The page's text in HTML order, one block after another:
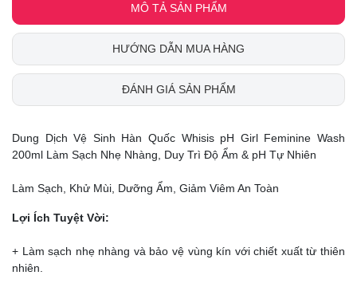
MÔ TẢ SẢN PHẨM
HƯỚNG DẪN MUA HÀNG
ĐÁNH GIÁ SẢN PHẨM
Dung Dịch Vệ Sinh Hàn Quốc Whisis pH Girl Feminine Wash
200ml Làm Sạch Nhẹ Nhàng, Duy Trì Độ Ẩm & pH Tự Nhiên
Làm Sạch, Khử Mùi, Dưỡng Ẩm, Giảm Viêm An Toàn
Lợi Ích Tuyệt Vời:
+ Làm sạch nhẹ nhàng và bảo vệ vùng kín với chiết xuất từ thiên
nhiên.